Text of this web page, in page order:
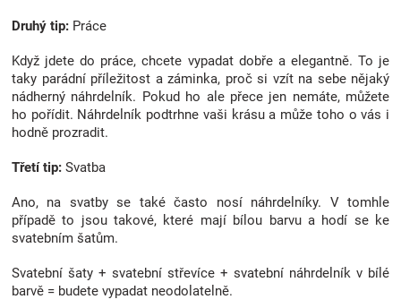
Blog
Hračkářství
Přihlášení
Druhý tip: Práce
Když jdete do práce, chcete vypadat dobře a elegantně. To je
taky parádní příležitost a záminka, proč si vzít na sebe nějaký
nádherný náhrdelník. Pokud ho ale přece jen nemáte, můžete
ho pořídit. Náhrdelník podtrhne vaši krásu a může toho o vás i
hodně prozradit.
Třetí tip: Svatba
Ano, na svatby se také často nosí náhrdelníky. V tomhle
případě to jsou takové, které mají bílou barvu a hodí se ke
svatebním šatům.
Svatební šaty + svatební střevíce + svatební náhrdelník v bílé
barvě = budete vypadat neodolatelně.